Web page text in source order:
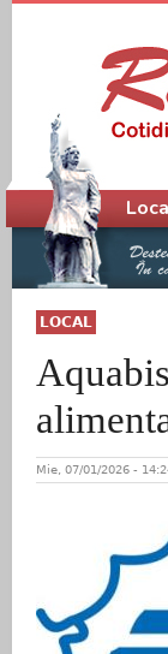
LOCAL
Mie, 07/01/2026 -
Meniu